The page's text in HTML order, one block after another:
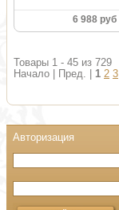
6 988 руб
Товары 1 - 45 из 729
Начало | Пред. | 1 2 3